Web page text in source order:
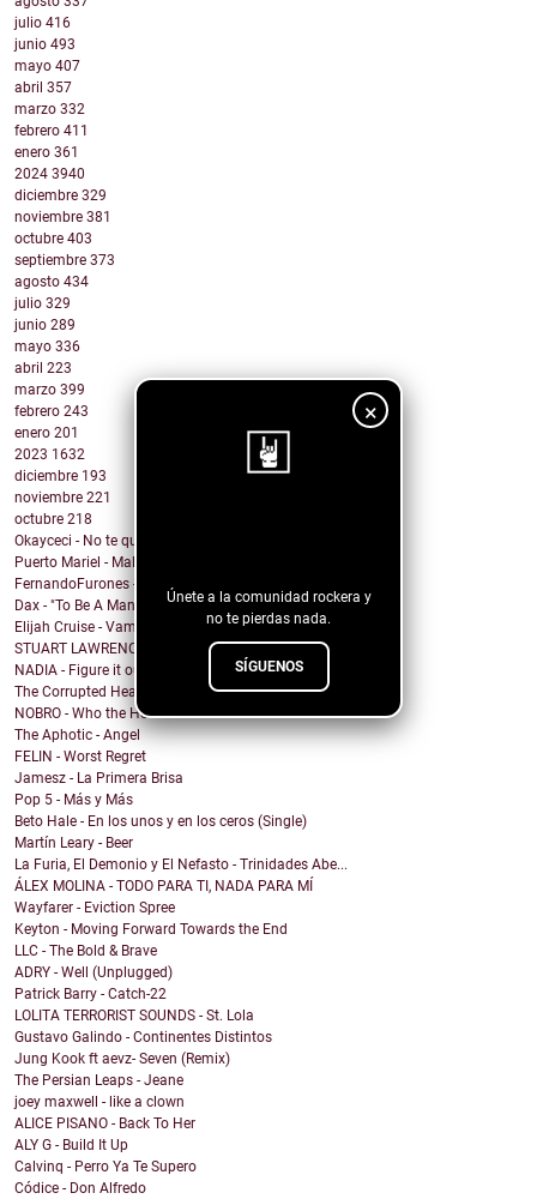
×
Únete a la comunidad rockera y
no te pierdas nada.
SÍGUENOS
julio 416
junio 493
mayo 407
abril 357
marzo 332
febrero 411
enero 361
2024 3940
diciembre 329
noviembre 381
octubre 403
septiembre 373
agosto 434
julio 329
junio 289
mayo 336
abril 223
marzo 399
febrero 243
enero 201
2023 1632
diciembre 193
noviembre 221
octubre 218
Okayceci - No te quiero
Puerto Mariel - Maldito Antro
FernandoFurones - Me Vuelvo Salvaje
Dax - "To Be A Man" Ft. Darius Rucker
Elijah Cruise - Vampire U
STUART LAWRENCE - ONE
NADIA - Figure it out
The Corrupted Hearts - We Dug a Ditch & Laid Down
NOBRO - Who the Hell Am I?
The Aphotic - Angel
FELIN - Worst Regret
Jamesz - La Primera Brisa
Pop 5 - Más y Más
Beto Hale - En los unos y en los ceros (Single)
Martín Leary - Beer
La Furia, El Demonio y El Nefasto - Trinidades Abe...
ÁLEX MOLINA - TODO PARA TI, NADA PARA MÍ
Wayfarer - Eviction Spree
Keyton - Moving Forward Towards the End
LLC - The Bold & Brave
ADRY - Well (Unplugged)
Patrick Barry - Catch-22
LOLITA TERRORIST SOUNDS - St. Lola
Gustavo Galindo - Continentes Distintos
Jung Kook ft aevz- Seven (Remix)
The Persian Leaps - Jeane
joey maxwell - like a clown
ALICE PISANO - Back To Her
ALY G - Build It Up
Calvinq - Perro Ya Te Supero
Códice - Don Alfredo